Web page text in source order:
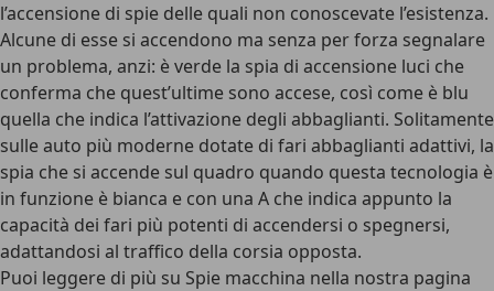
l’accensione di spie delle quali non conoscevate l’esistenza.
Alcune di esse si accendono ma senza per forza segnalare
un problema, anzi: è verde la spia di accensione luci che
conferma che quest’ultime sono accese, così come è blu
quella che indica l’attivazione degli abbaglianti. Solitamente
sulle auto più moderne dotate di fari abbaglianti adattivi, la
spia che si accende sul quadro quando questa tecnologia è
in funzione è bianca e con una A che indica appunto la
capacità dei fari più potenti di accendersi o spegnersi,
adattandosi al traffico della corsia opposta.
Puoi leggere di più su Spie macchina nella nostra pagina